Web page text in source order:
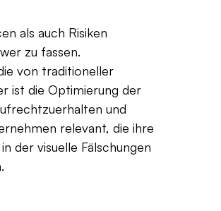
als auch Risiken
zu fassen.
von traditioneller
ist die Optimierung der
und
relevant, die ihre
der visuelle Fälschungen